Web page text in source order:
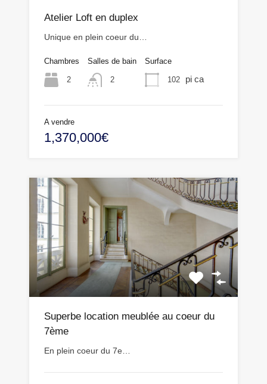
Atelier Loft en duplex
Unique en plein coeur du…
Chambres
2
Salles de bain
2
Surface
102 pi ca
A vendre
1,370,000€
Superbe location meublée au coeur du
7ème
En plein coeur du 7e…